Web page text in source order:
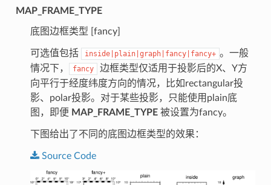
MAP_FRAME_TYPE
底图边框类型 [fancy]
可选值包括 inside|plain|graph|fancy|fancy+ 。一般
情况下，
fancy
边框类型仅适用于投影后的X、Y方
向平行于经度纬度方向的情况，比如rectangular投
影、polar投影。对于某些投影，只能使用plain底
图，即便 MAP_FRAME_TYPE被设置为fancy。
下图给出了不同的底图边框类型的效果：
Source Code